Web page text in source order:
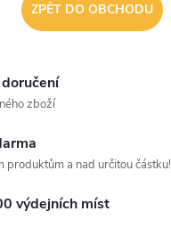
ZPĚT DO OBCHODU
zboží
produktům a nad určitou částku!
výdejních míst